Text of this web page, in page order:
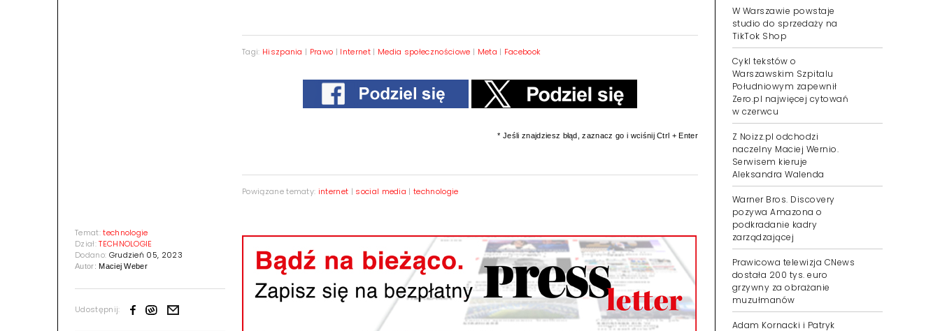
Temat:technologie
Dział:TECHNOLOGIE
Dodano: Grudzień 05, 2023
Autor:Maciej Weber
Udostępnij:
Tagi: Hiszpania | Prawo | Internet| Media społecznościowe | Meta | Facebook
* Jeśli znajdziesz błąd, zaznacz go i wciśnij Ctrl + Enter
Powiązane tematy: internet | social media |technologie
W Warszawie powstaje
studio do sprzedaży na
TikTok Shop
Cykl tekstów o
Warszawskim Szpitalu
Południowym zapewnił
Zero.pl najwięcej cytowań
w czerwcu
Z Noizz.pl odchodzi
naczelny Maciej Wernio.
Serwisem kieruje
Aleksandra Walenda
Warner Bros. Discovery
pozywa Amazona o
podkradanie kadry
zarządzającej
Prawicowa telewizja CNews
dostała 200 tys. euro
grzywny za obrażanie
muzułmanów
Adam Kornacki i Patryk